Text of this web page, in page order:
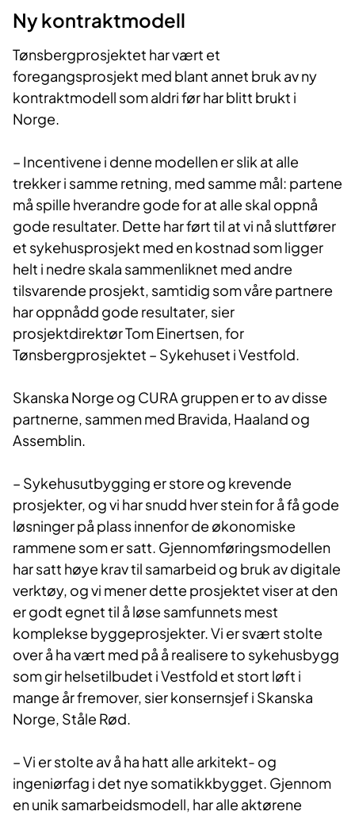
Ny kontraktmo​dell
Tønsbergprosjektet har vært et
foregangsprosjekt med blant annet bruk av ny
kontraktmodell som aldri før har blitt brukt i
Norge.
– Incentivene i denne modellen er slik at alle
trekker i samme retning, med samme mål: partene
må spille hverandre gode for at alle skal oppnå
gode resultater. Dette har ført til at vi nå sluttfører
et sykehusprosjekt med en kostnad som ligger
helt i nedre skala sammenliknet med andre
tilsvarende prosjekt, samtidig som våre partnere
har oppnådd gode resultater, sier
prosjektdirektør Tom Einertsen, for
Tønsbergprosjektet – Sykehuset i Vestfold.
Skanska Norge og CURA gruppen er to av disse
partnerne, sammen med Bravida, Haaland og
Assemblin.
– Sykehusutbygging er store og krevende
prosjekter, og vi har snudd hver stein for å få gode
løsninger på plass innenfor de økonomiske
rammene som er satt. Gjennomføringsmodellen
har satt høye krav til samarbeid og bruk av digitale
verktøy, og vi mener dette prosjektet viser at den
er godt egnet til å løse samfunnets mest
komplekse byggeprosjekter. Vi er svært stolte
over å ha vært med på å realisere to sykehusbygg
som gir helsetilbudet i Vestfold et stort løft i
mange år fremover, sier konsernsjef i Skanska
Norge, Ståle Rød.
– Vi er stolte av å ha hatt alle arkitekt- og
ingeniørfag i det nye somatikkbygget. Gjennom
en unik samarbeidsmodell, har alle aktørene